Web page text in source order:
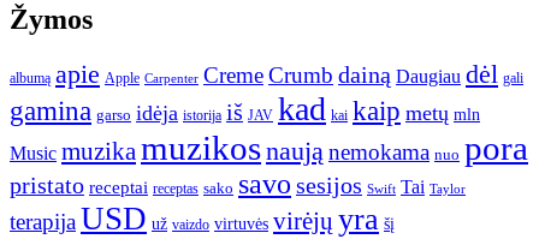
Žymos
albumą apie Apple Carpenter CremeCrumb dainą Daugiau dėl gali
gamina garso idėja istorija iš JAV kad kai kaip metų mln
Music muzikamuzikosnaująnemokama nuo pora
pristato receptai receptas sako savo sesijos Swift Tai Taylor
terapijaUSD už vaizdo virtuvės virėjų yra šį